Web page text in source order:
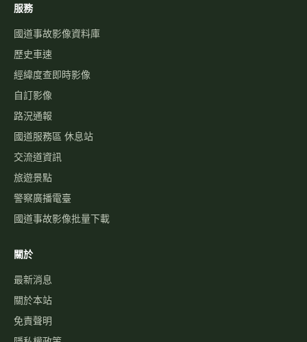
服務
國道事故影像資料庫
歷史車速
經緯度查即時影像
自訂影像
路況通報
國道服務區 休息站
交流道資訊
旅遊景點
警察廣播電臺
國道事故影像批量下載
關於
最新消息
關於本站
免責聲明